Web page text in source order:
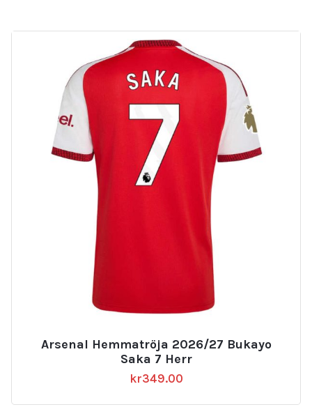
Arsenal Hemmatröja 2026/27 Bukayo
Saka 7 Herr
kr349.00